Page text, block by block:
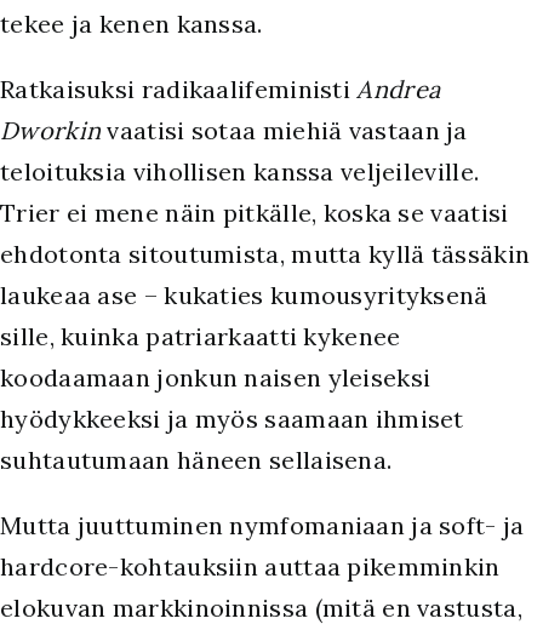
tekee ja kenen kanssa.
Ratkaisuksi radikaalifeministi Andrea
Dworkin vaatisi sotaa miehiä vastaan ja
teloituksia vihollisen kanssa veljeileville.
Trier ei mene näin pitkälle, koska se vaatisi
ehdotonta sitoutumista, mutta kyllä tässäkin
laukeaa ase – kukaties kumousyrityksenä
sille, kuinka patriarkaatti kykenee
koodaamaan jonkun naisen yleiseksi
hyödykkeeksi ja myös saamaan ihmiset
suhtautumaan häneen sellaisena.
Mutta juuttuminen nymfomaniaan ja soft- ja
hardcore-kohtauksiin auttaa pikemminkin
elokuvan markkinoinnissa (mitä en vastusta,